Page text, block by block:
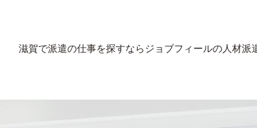
滋賀で派遣の仕事を探すならジョブフィールの人材派